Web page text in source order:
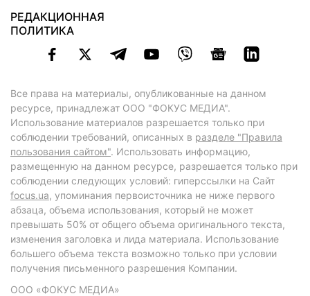
РЕДАКЦИОННАЯ
ПОЛИТИКА
Все права на материалы, опубликованные на данном
ресурсе, принадлежат ООО "ФОКУС МЕДИА".
Использование материалов разрешается только при
соблюдении требований, описанных в разделе "Правила
пользования сайтом". Использовать информацию,
размещенную на данном ресурсе, разрешается только при
соблюдении следующих условий: гиперссылки на Сайт
focus.ua, упоминания первоисточника не ниже первого
абзаца, объема использования, который не может
превышать 50% от общего объема оригинального текста,
изменения заголовка и лида материала. Использование
большего объема текста возможно только при условии
получения письменного разрешения Компании.
ООО «ФОКУС МЕДИА»